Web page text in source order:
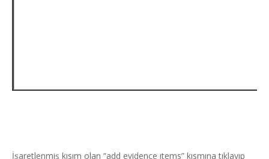
İşaretlenmiş kısım olan “add evidence ıtems” kısmına tıklayıp